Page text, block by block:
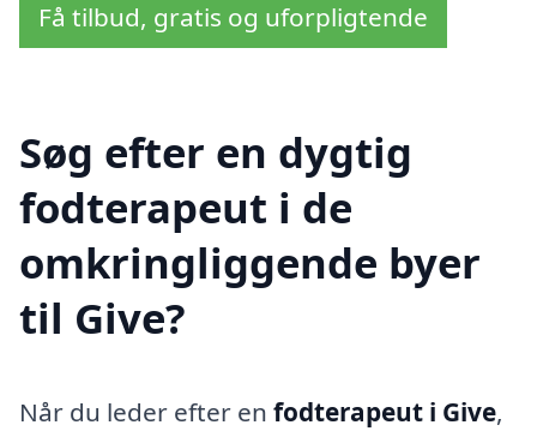
Få tilbud, gratis og uforpligtende
Søg efter en dygtig
fodterapeut i de
omkringliggende byer
til Give?
Når du leder efter en fodterapeut i Give,